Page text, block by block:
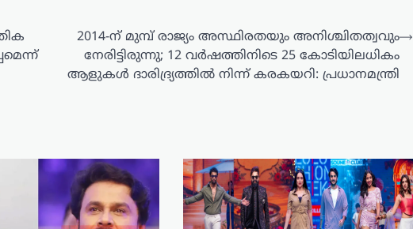
2014-ന് മുമ്പ് രാജ്യം അസ്ഥിരതയും അനിശ്ചിതത്വവും
നേരിട്ടിരുന്നു; 12 വർഷത്തിനിടെ 25 കോടിയിലധികം
ആളുകൾ ദാരിദ്ര്യത്തിൽ നിന്ന് കരകയറി: പ്രധാനമന്ത്രി
⟶